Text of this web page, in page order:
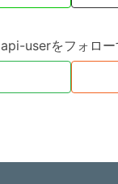
api-userをフォロー